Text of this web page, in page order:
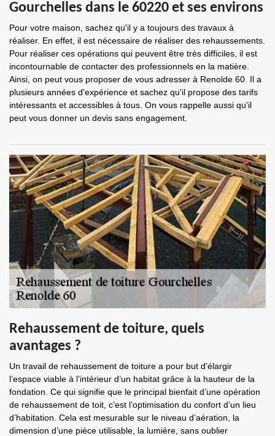
Gourchelles dans le 60220 et ses environs
Pour votre maison, sachez qu'il y a toujours des travaux à
réaliser. En effet, il est nécessaire de réaliser des rehaussements.
Pour réaliser ces opérations qui peuvent être très difficiles, il est
incontournable de contacter des professionnels en la matière.
Ainsi, on peut vous proposer de vous adresser à Renolde 60. Il a
plusieurs années d'expérience et sachez qu'il propose des tarifs
intéressants et accessibles à tous. On vous rappelle aussi qu'il
peut vous donner un devis sans engagement.
Rehaussement de toiture, quels
avantages ?
Un travail de rehaussement de toiture a pour but d’élargir
l’espace viable à l’intérieur d’un habitat grâce à la hauteur de la
fondation. Ce qui signifie que le principal bienfait d’une opération
de rehaussement de toit, c’est l’optimisation du confort d’un lieu
d’habitation. Cela est mesurable sur le niveau d’aération, la
dimension d’une pièce utilisable, la lumière, sans oublier